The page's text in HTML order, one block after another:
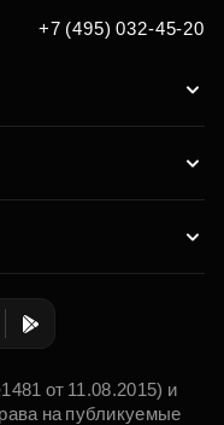
+7 (495) 032-45-20
от 11.08.2015) и
на публикуемые